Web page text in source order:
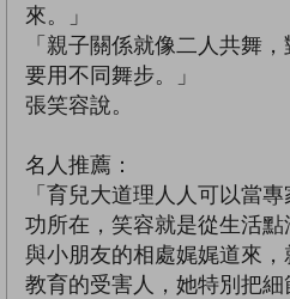
來。」
「親子關係就像二人共舞
要用不同舞步。」
張笑容說。
名人推薦：
「育兒大道理人人可以當
功所在，笑容就是從生活
與小朋友的相處娓娓道來
教育的受害人，她特別把